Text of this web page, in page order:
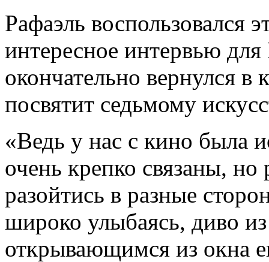
Рафаэль воспользовался
интересное интервью для
окончательно вернулся в
посвятит седьмому
«Ведь у нас с кино была
очень крепко связаны,
разойтись в разные
широко улыбаясь, диво
открывающимся из окна